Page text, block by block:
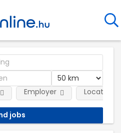
Employer Location